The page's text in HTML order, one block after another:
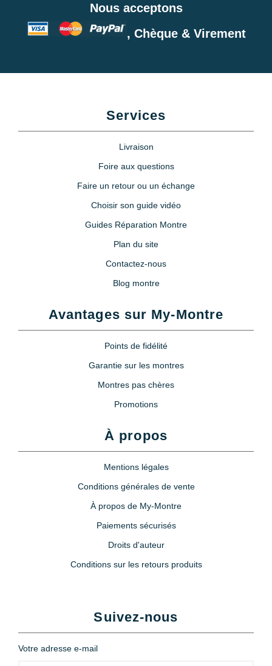
Nous acceptons
, Chèque & Virement
Services
Livraison
Foire aux questions
Faire un retour ou un échange
Choisir son guide vidéo
Guides Réparation Montre
Plan du site
Contactez-nous
Blog montre
Avantages sur My-Montre
Points de fidélité
Garantie sur les montres
Montres pas chères
Promotions
À propos
Mentions légales
Conditions générales de vente
À propos de My-Montre
Paiements sécurisés
Droits d'auteur
Conditions sur les retours produits
Suivez-nous
Votre adresse e-mail